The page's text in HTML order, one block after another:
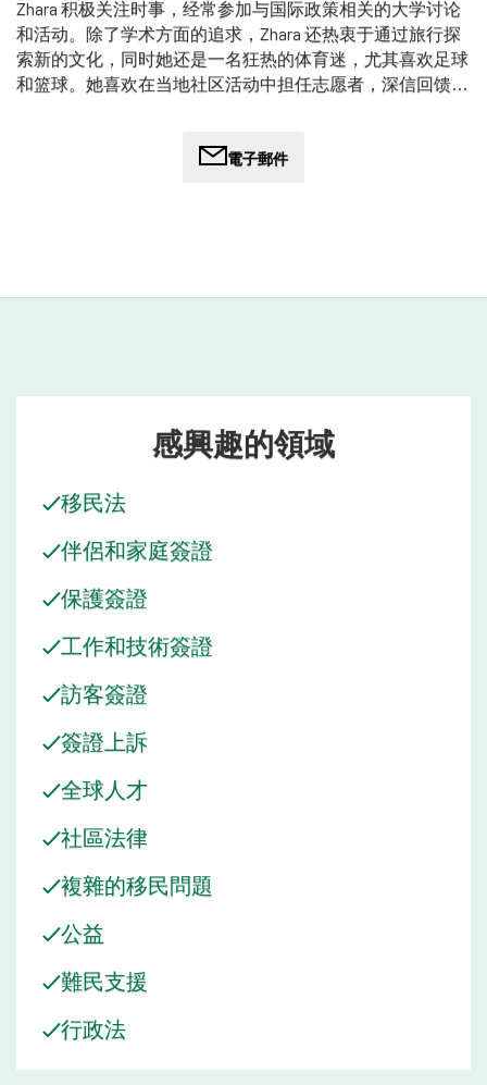
Zhara 积极关注时事，经常参加与国际政策相关的大学讨论
和活动。除了学术方面的追求，Zhara 还热衷于通过旅行探
索新的文化，同时她还是一名狂热的体育迷，尤其喜欢足球
和篮球。她喜欢在当地社区活动中担任志愿者，深信回馈社
她将学术重点、现实世界的经验和对社会正义的承诺独特地
電子郵件
感興趣的領域
移民法
伴侶和家庭簽證
保護簽證
工作和技術簽證
訪客簽證
簽證上訴
全球人才
社區法律
複雜的移民問題
公益
難民支援
行政法